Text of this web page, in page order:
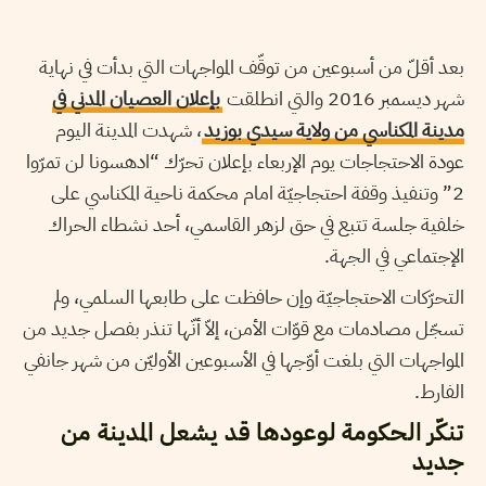
بعد أقلّ من أسبوعين من توقّف المواجهات التي بدأت في نهاية
شهر ديسمبر 2016 والتي انطلقت
بإعلان العصيان المدني في
مدينة المكناسي من ولاية سيدي بوزيد، شهدت المدينة اليوم
عودة الاحتجاجات يوم الإربعاء بإعلان تحرّك “ادهسونا لن تمرّوا
2” وتنفيذ وقفة احتجاجيّة امام محكمة ناحية المكناسي على
خلفية جلسة تتبع في حق لزهر القاسمي، أحد نشطاء الحراك
الإجتماعي في الجهة.
التحرّكات الاحتجاجيّة وإن حافظت على طابعها السلمي، ولم
تسجّل مصادمات مع قوّات الأمن، إلاّ أنّها تنذر بفصل جديد من
المواجهات التي بلغت أوّجها في الأسبوعين الأوليّن من شهر جانفي
الفارط.
تنكّر الحكومة لوعودها قد يشعل المدينة من
جديد